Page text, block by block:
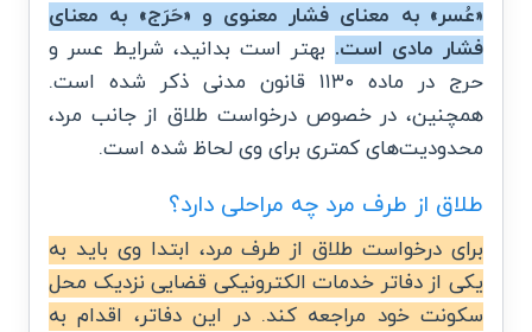
«عُسر» به معنای فشار معنوی و «حَرَج» به معنای
فشار مادی است. بهتر است بدانید، شرایط عسر و
حرج در ماده ۱۱۳۰ قانون مدنی ذکر شده است.
همچنین، در خصوص درخواست طلاق از جانب مرد،
محدودیت‌های کمتری برای وی لحاظ شده است.
طلاق از طرف مرد چه مراحلی دارد؟
برای درخواست طلاق از طرف مرد، ابتدا وی باید به
یکی از دفاتر خدمات الکترونیکی قضایی نزدیک محل
سکونت خود مراجعه کند. در این دفاتر، اقدام به